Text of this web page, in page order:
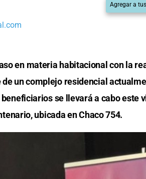
Agregar a
en materia habitacional con la
un complejo residencial
se llevará a cabo este
ubicada en Chaco 754.